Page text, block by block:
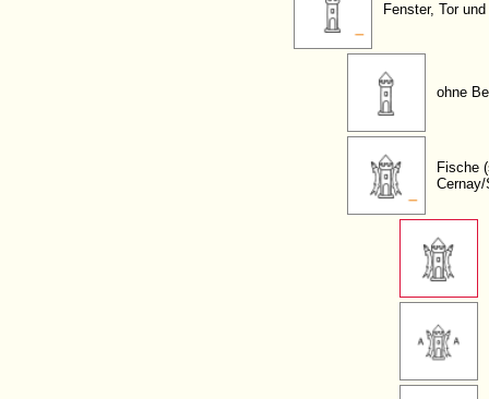
Fenster, Tor
ohne
Fische
Cernay/